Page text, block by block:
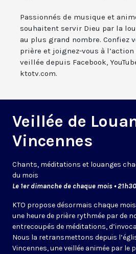
Passionnés de musique et
souhaitent servir Dieu par la
au plus grand nombre. Confiez
prière et joignez-vous à
veillée depuis Facebook,
ktotv.com.
Veillée de
Vincennes
Chants, méditations et louanges
du mois
Le 1er dimanche de chaque mois •
KTO propose désormais chaque
une heure de prière rythmée par de
entrecoupés de méditations,
Nous la retransmettons depuis
Vincennes, une veillée animée par le